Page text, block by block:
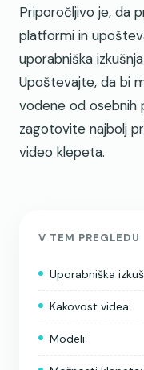
Priporočljivo je, da
platformi in
uporabniška
Upoštevajte, da bi
vodene od osebnih
zagotovite najbolj
video klepeta.
V TEM PREGLEDU
Uporabniška
Kakovost videa:
Modeli: